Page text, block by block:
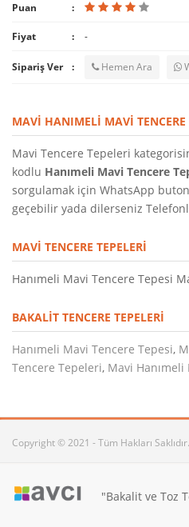
Puan
Fiyat -
Sipariş Ver Hemen Ara
MAVI HANIMELI MAVI TENCERE
Mavi Tencere Tepeleri
kodlu Hanımeli Mavi Tencere
sorgulamak için WhatsApp
geçebilir yada dilerseniz
MAVI TENCERE TEPELERI
Hanımeli Mavi Tencere Tepesi
BAKALIT TENCERE TEPELERI
Hanımeli Mavi Tencere Tepesi,
Tencere Tepeleri, Mavi
Copyright © 2021 - Tüm Hakları Saklıdır.
"Bakalit ve Toz